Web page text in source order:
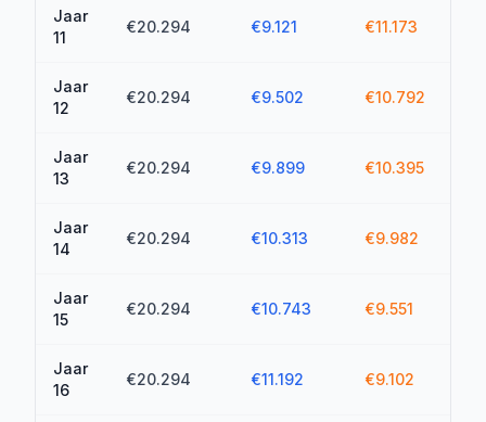
Jaar
11
€20.294 €9.121 €11.173
Jaar
12
€20.294 €9.502 €10.792
Jaar
13
€20.294 €9.899 €10.395
Jaar
14
€20.294 €10.313 €9.982
Jaar
15
€20.294 €10.743 €9.551
Jaar
16
€20.294 €11.192 €9.102